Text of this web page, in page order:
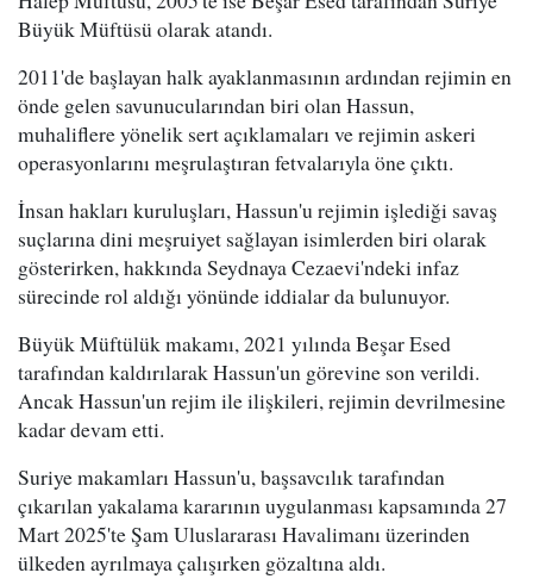
Büyük Müftüsü olarak atandı.
2011'de başlayan halk ayaklanmasının ardından rejimin en
önde gelen savunucularından biri olan Hassun,
muhaliflere yönelik sert açıklamaları ve rejimin askeri
operasyonlarını meşrulaştıran fetvalarıyla öne çıktı.
İnsan hakları kuruluşları, Hassun'u rejimin işlediği savaş
suçlarına dini meşruiyet sağlayan isimlerden biri olarak
gösterirken, hakkında Seydnaya Cezaevi'ndeki infaz
sürecinde rol aldığı yönünde iddialar da bulunuyor.
Büyük Müftülük makamı, 2021 yılında Beşar Esed
tarafından kaldırılarak Hassun'un görevine son verildi.
Ancak Hassun'un rejim ile ilişkileri, rejimin devrilmesine
kadar devam etti.
Suriye makamları Hassun'u, başsavcılık tarafından
çıkarılan yakalama kararının uygulanması kapsamında 27
Mart 2025'te Şam Uluslararası Havalimanı üzerinden
ülkeden ayrılmaya çalışırken gözaltına aldı.